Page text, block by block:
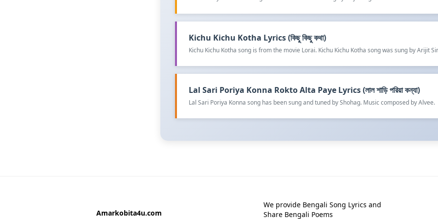
Kichu Kichu Kotha Lyrics (কিছু কিছু কথা)
Kichu Kichu Kotha song is from the movie Lorai. Kichu Kichu Kotha song was sung by Arijit
Lal Sari Poriya Konna Rokto Alta Paye Lyrics (লাল শাড়ি পরিয়া কন্যা)
Lal Sari Poriya Konna song has been sung and tuned by Shohag. Music composed by Alvee.
Amarkobita4u.com
We provide Bengali Song Lyrics and
Share Bengali Poems